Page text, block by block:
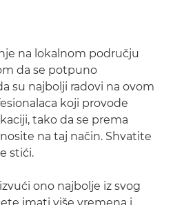
na lokalnom području
da se potpuno
su najbolji radovi na ovom
koji provode
tako da se prema
na taj način. Shvatite
stići.
ono najbolje iz svog
imati više vremena i